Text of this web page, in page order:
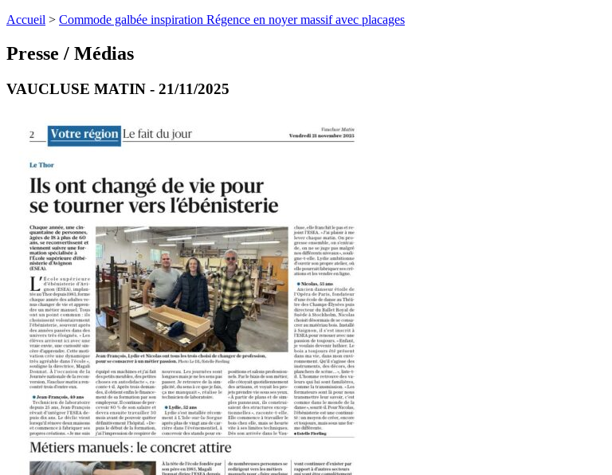
Accueil > Commode galbée inspiration Régence en noyer massif avec placages
Presse / Médias
VAUCLUSE MATIN - 21/11/2025